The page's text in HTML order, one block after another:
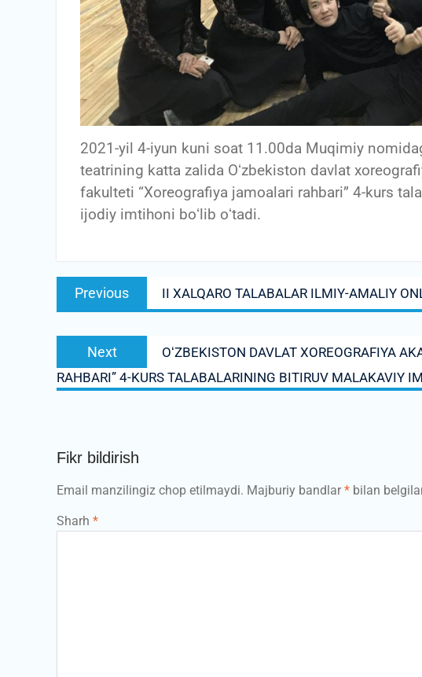
2021-yil 4-iyun kuni soat 11.00da Muqimiy
teatrining katta zalida Oʻzbekiston davlat
fakulteti “Xoreografiya jamoalari rahbari” 4-kurs
ijodiy imtihoni boʻlib oʻtadi.
Post
menyusi
Previous
post:
II XALQARO TALABALAR ILMIY-AMALIY
Next
Next
post:
OʻZBEKISTON DAVLAT XOREOGRAFIYA
RAHBARI” 4-KURS TALABALARINING BITIRUV MALAKAVIY
Fikr bildirish
Email manzilingiz chop etilmaydi. Majburiy bandlar* bilan
Sharh *